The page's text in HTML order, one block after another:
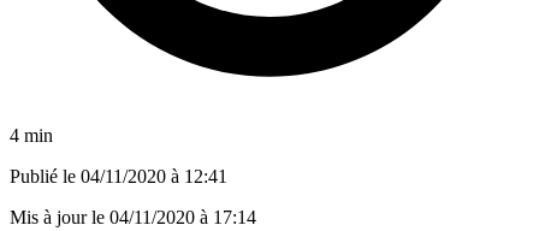
4 min
Publié le 04/11/2020 à 12:41
Mis à jour le 04/11/2020 à 17:14